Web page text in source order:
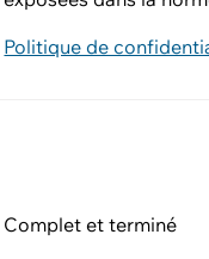
Politique de
Complet et terminé